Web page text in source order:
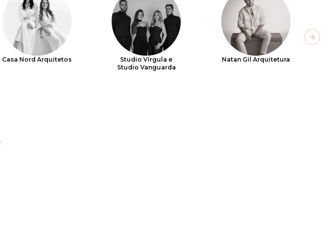
Casa Nord Arquitetos
Studio Vírgula e
Studio Vanguarda
Natan Gil Arquitetura